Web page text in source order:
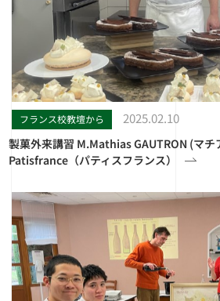
フランス校教壇から 2025.02.10
製菓外来講習 M.Mathias GAUTRON (マ
Patisfrance（パティスフランス）